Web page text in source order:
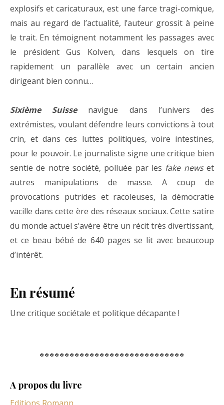
explosifs et caricaturaux, est une farce tragi-comique,
mais au regard de l’actualité, l’auteur grossit à peine
le trait. En témoignent notamment les passages avec
le président Gus Kolven, dans lesquels on tire
rapidement un parallèle avec un certain ancien
dirigeant bien connu…
Sixième Suisse
navigue dans l’univers des
extrémistes, voulant défendre leurs convictions à tout
crin, et dans ces luttes politiques, voire intestines,
pour le pouvoir. Le journaliste signe une critique bien
sentie de notre société, polluée par les fake newset
autres manipulations de masse. A coup de
provocations putrides et racoleuses, la démocratie
vacille dans cette ère des réseaux sociaux. Cette satire
du monde actuel s’avère être un récit très divertissant,
et ce beau bébé de 640 pages se lit avec beaucoup
d’intérêt.
En résumé
Une critique sociétale et politique décapante !
*****************************
A propos du livre